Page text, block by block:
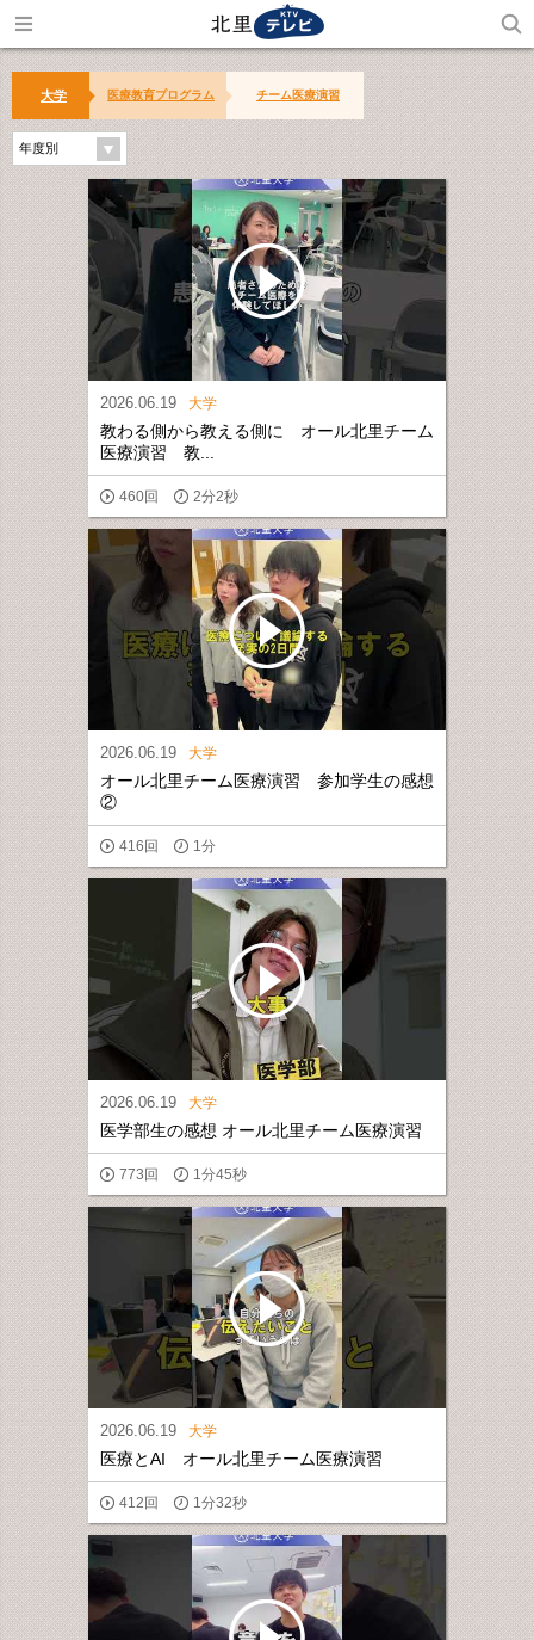
大学 医療教育プログラム チーム医療演習
年度別
2026.06.19 大学
教わる側から教える側に オール北里チーム
医療演習 教...
460回 2分2秒
2026.06.19 大学
オール北里チーム医療演習 参加学生の感想
②
416回 1分
2026.06.19 大学
医学部生の感想 オール北里チーム医療演習
773回 1分45秒
2026.06.19 大学
医療とAI オール北里チーム医療演習
412回 1分32秒